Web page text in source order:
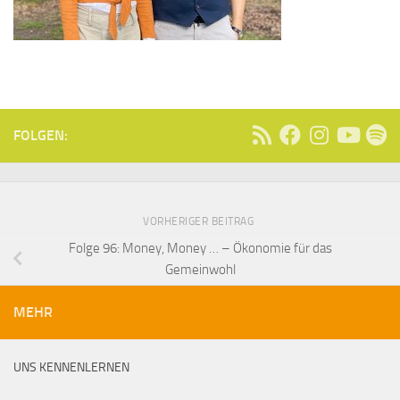
FOLGEN:
VORHERIGER BEITRAG
Folge 96: Money, Money … – Ökonomie für das
Gemeinwohl
MEHR
UNS KENNENLERNEN